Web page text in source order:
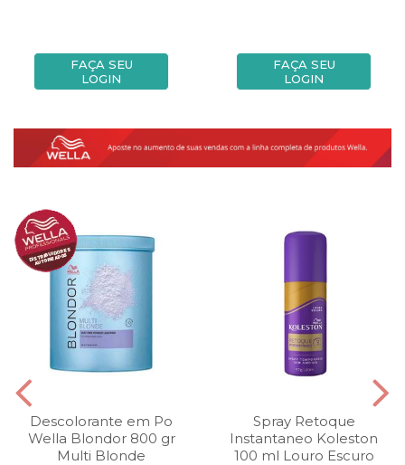
FAÇA SEU
LOGIN
FAÇA SEU
LOGIN
Descolorante em Po
Wella Blondor 800 gr
Multi Blonde
Spray Retoque
Instantaneo Koleston
100 ml Louro Escuro